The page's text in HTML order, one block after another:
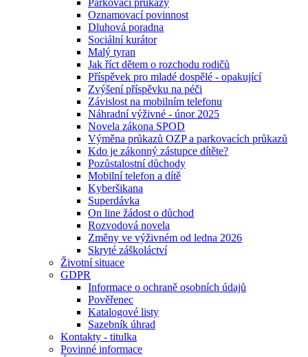
Oznamovací povinnost
Dluhová poradna
Sociální kurátor
Malý tyran
Jak říct dětem o rozchodu rodičů
Příspěvek pro mladé dospělé - opakující
Zvýšení příspěvku na péči
Závislost na mobilním telefonu
Náhradní výživné - únor 2025
Novela zákona SPOD
Výměna průkazů OZP a parkovacích průkazů
Kdo je zákonný zástupce dítěte?
Pozůstalostní důchody
Mobilní telefon a dítě
Kyberšikana
Superdávka
On line žádost o důchod
Rozvodová novela
Změny ve výživném od ledna 2026
Skryté záškoláctví
Životní situace
GDPR
Informace o ochraně osobních údajů
Pověřenec
Katalogové listy
Sazebník úhrad
Kontakty - titulka
Povinné informace